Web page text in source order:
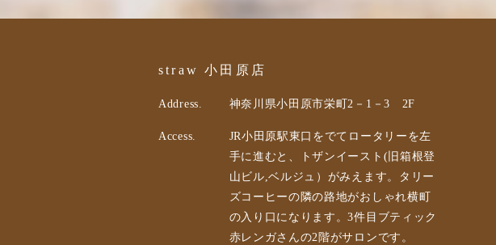
straw 小田原店
Address. 神奈川県小田原市栄町2－1－3 2F
Access.
JR小田原駅東口をでてロータリーを左
手に進むと、トザンイースト(旧箱根登
山ビル,ベルジュ）がみえます。タリー
ズコーヒーの隣の路地がおしゃれ横町
の入り口になります。3件目ブティック
赤レンガさんの2階がサロンです。